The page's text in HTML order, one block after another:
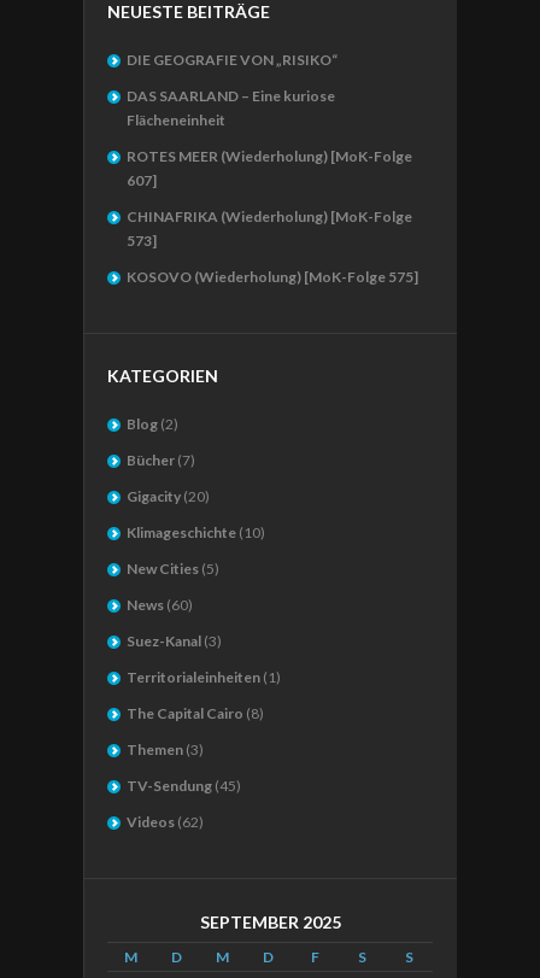
NEUESTE BEITRÄGE
DIE GEOGRAFIE VON „RISIKO“
DAS SAARLAND – Eine kuriose
Flächeneinheit
ROTES MEER (Wiederholung) [MoK-Folge
607]
CHINAFRIKA (Wiederholung) [MoK-Folge
573]
KOSOVO (Wiederholung) [MoK-Folge 575]
KATEGORIEN
Blog (2)
Bücher (7)
Gigacity (20)
Klimageschichte (10)
New Cities (5)
News (60)
Suez-Kanal (3)
Territorialeinheiten (1)
The Capital Cairo (8)
Themen (3)
TV-Sendung (45)
Videos (62)
SEPTEMBER 2025
M D M D F S
S